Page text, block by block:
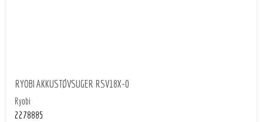
RYOBI AKKUSTØVSUGER RSV18X-0
Ryobi
2278885